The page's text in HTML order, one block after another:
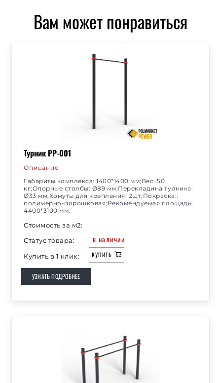
Вам может понравиться
Турник РР-001
Описание
Габариты комплекса: 1400*1400 мм;Вес: 50
кг;Опорные столбы: Ø89 мм;Перекладина турника:
Ø33 мм;Хомуты для крепления: 2шт;Покраска::
полимерно-порошковая;Рекомендуемая площадь:
4400*3100 мм.
Стоимость за м2:
Статус товара:
в наличии
Купить в 1 клик: КУПИТЬ
УЗНАТЬ ПОДРОБНЕЕ